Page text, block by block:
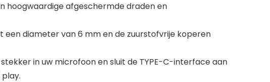
hoogwaardige afgeschermde draden en
diameter van 6 mm en de zuurstofvrije koperen
in uw microfoon en sluit de TYPE-C-interface aan